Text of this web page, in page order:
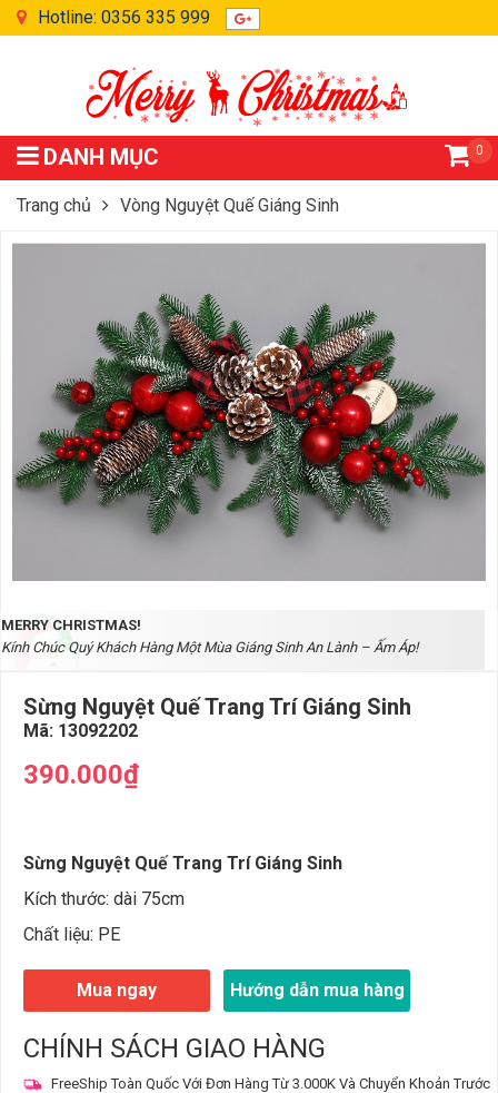
Hotline: 0356 335 999
DANH MỤC 0
Trang chủ Vòng Nguyệt Quế Giáng Sinh
MERRY CHRISTMAS!
Kính Chúc Quý Khách Hàng Một Mùa Giáng Sinh An Lành – Ấm Áp!
Sừng Nguyệt Quế Trang Trí Giáng Sinh
Mã: 13092202
390.000₫
Sừng Nguyệt Quế Trang Trí Giáng Sinh
Kích thước: dài 75cm
Chất liệu: PE
Mua ngay Hướng dẫn mua hàng
CHÍNH SÁCH GIAO HÀNG
FreeShip Toàn Quốc Với Đơn Hàng Từ 3.000K Và Chuyển Khoản Trước